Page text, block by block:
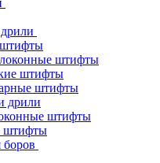
штифты
штифты
штифты
дрили
штифты
штифты
боров